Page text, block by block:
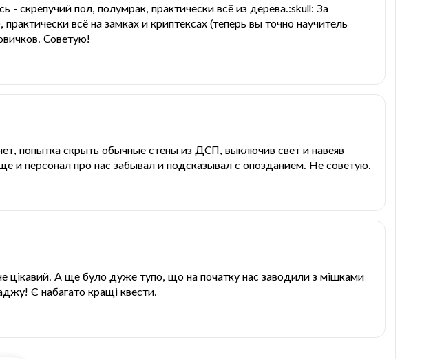
- скрепучий пол, полумрак, практически всё из дерева.:skull: За
всё на замках и криптексах (теперь вы точно научитель
Советую!
попытка скрыть обычные стены из ДСП, выключив свет и навеяв
и персонал про нас забывал и подсказывал с опозданием. Не советую.
цікавий. А ще було дуже тупо, що на початку нас заводили з мішками
Є набагато кращі квести.